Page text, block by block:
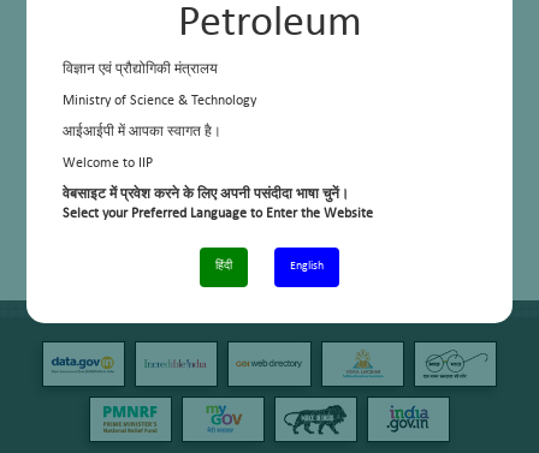
Petroleum
विज्ञान एवं प्रौद्योगिकी मंत्रालय
Ministry of Science & Technology
आईआईपी में आपका स्वागत है।
Welcome to IIP
वेबसाइट में प्रवेश करने के लिए अपनी पसंदीदा भाषा चुनें।
Select your Preferred Language to Enter the Website
हिंदी English